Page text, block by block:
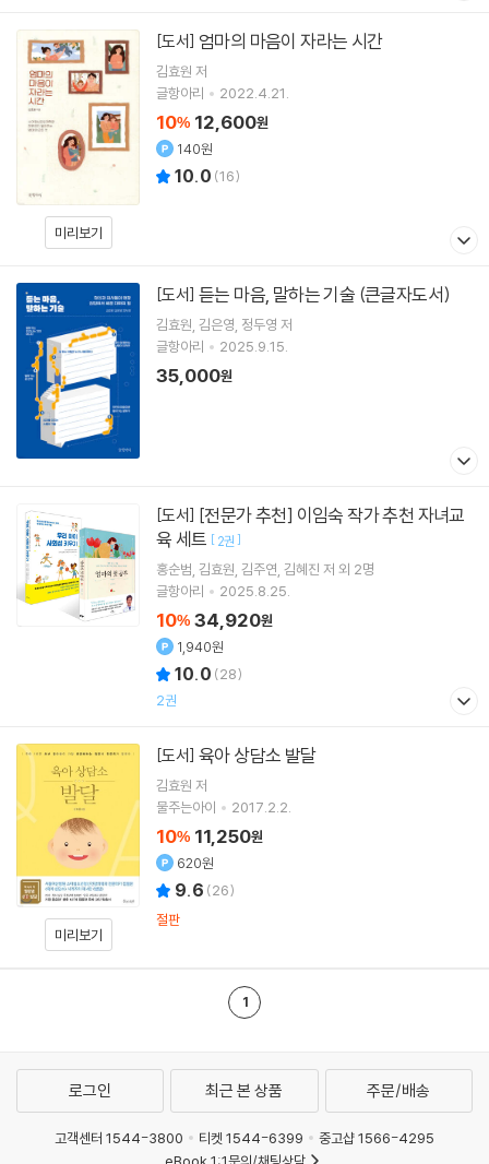
미리보기
[도서] 엄마의 마음이 자라는 시간
김효원 저
글항아리
2022.4.21.
10% 12,600원
140원
10.0 (16)
[도서] 듣는 마음, 말하는 기술 (큰글자도서)
김효원 김은영 정두영 저
글항아리
2025.9.15.
35,000원
[도서]
육 세트 [ 2권 ]
홍순범 김효원 김주연 김혜진 저 외 2명
글항아리
2025.8.25.
10% 34,920원
1,940원
10.0 (28)
2권
미리보기
[도서] 육아 상담소 발달
김효원 저
물주는아이
2017.2.2.
10% 11,250원
620원
9.6 (26)
절판
1
로그인 최근 본 상품 주문/배송
고객센터 1544-3800 티켓 1544-6399
중고샵 1566-4295